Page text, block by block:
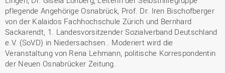
pflegende Angehörige Osnabrück, Prof. Dr. Iren Bischofberger
von der Kalaidos Fachhochschule Zürich und Bernhard
Sackarendt, 1. Landesvorsitzender Sozialverband Deutschland
e.V. (SoVD) in Niedersachsen.. Moderiert wird die
Veranstaltung von Rena Lehmann, politische Korrespondentin
der Neuen Osnabrücker Zeitung.